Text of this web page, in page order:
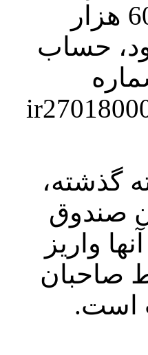
حسابی که باید مبلغ 60 هزار
حساب
گذشته،
صندوق
واریز
صاحبان
است.